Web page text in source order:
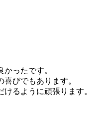
ったです。
びでもあります。
るように頑張ります。